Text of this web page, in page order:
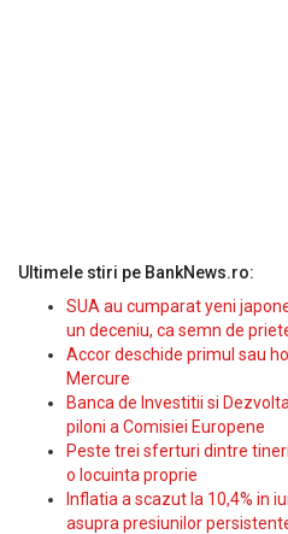
Ultimele stiri pe BankNews.ro:
SUA au cumparat yeni
un deceniu, ca semn de
Accor deschide primul sau
Mercure
Banca de Investitii si
piloni a Comisiei Europene
Peste trei sferturi dintre
o locuinta proprie
Inflatia a scazut la 10,4% in
asupra presiunilor